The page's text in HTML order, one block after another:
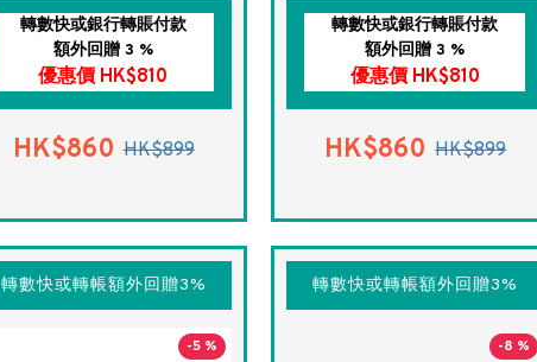
轉數快或銀行轉賬付款
額外回贈 3 %
優惠價 HK$810
HK$860 HK$899
轉數快或銀行轉賬付款
額外回贈 3 %
優惠價 HK$810
HK$860 HK$899
轉數快或轉帳額外回贈3%
-5 %
轉數快或轉帳額外回贈3%
-8 %